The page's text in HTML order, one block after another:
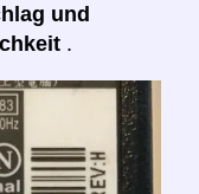
und
.